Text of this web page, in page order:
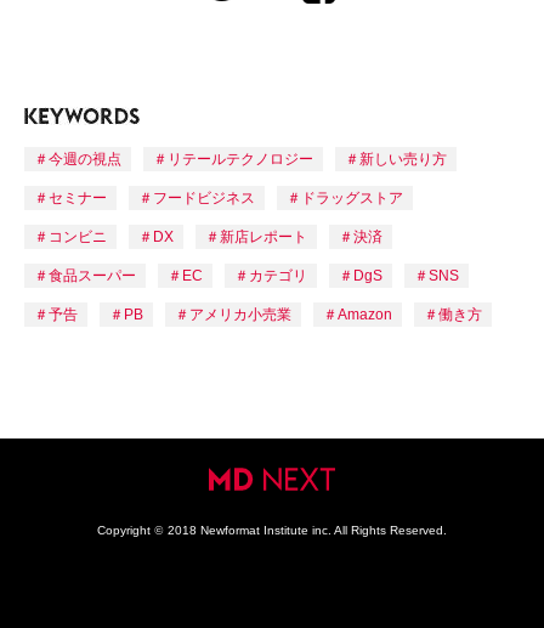
今週の視点 リテールテクノロジー 新しい売り方
セミナー フードビジネス ドラッグストア
コンビニ DX 新店レポート 決済
食品スーパー EC カテゴリ DgS SNS
予告 PB アメリカ小売業 Amazon 働き方
Copyright © 2018 Newformat Institute inc. All Rights Reserved.